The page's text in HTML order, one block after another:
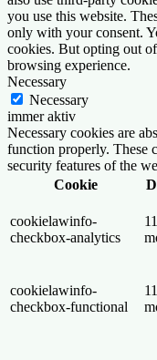
you use this website.
only with your consent.
cookies. But opting out
browsing experience.
Necessary
Necessary
immer aktiv
Necessary cookies are
function properly. These
security features of the
Cookie
cookielawinfo-
checkbox-analytics
11
cookielawinfo-
checkbox-functional
11